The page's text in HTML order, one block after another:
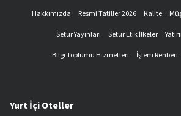
Hakkımızda Resmi Tatiller 2026 Kalite
Setur Yayınları
Setur Etik İlkeler
Bilgi Toplumu Hizmetleri
İşlem Rehberi
Yurt İçi Oteller